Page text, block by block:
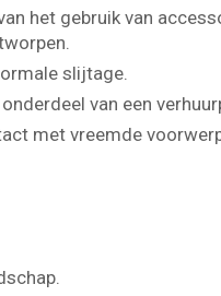
het gebruik van
slijtage.
van een
met vreemde